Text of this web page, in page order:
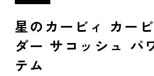
星のカービィ カー
ダー サコッシュ パ
テム